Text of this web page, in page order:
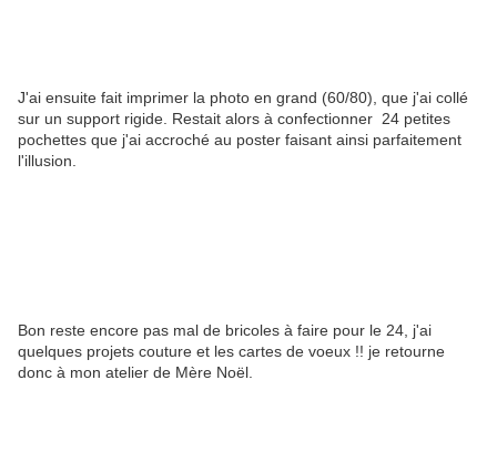
J'ai ensuite fait imprimer la photo en grand (60/80), que j'ai collé
sur un support rigide. Restait alors à confectionner 24 petites
pochettes que j'ai accroché au poster faisant ainsi parfaitement
l'illusion.
Bon reste encore pas mal de bricoles à faire pour le 24, j'ai
quelques projets couture et les cartes de voeux !! je retourne
donc à mon atelier de Mère Noël.